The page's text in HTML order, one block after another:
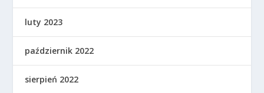
luty 2023
październik 2022
sierpień 2022